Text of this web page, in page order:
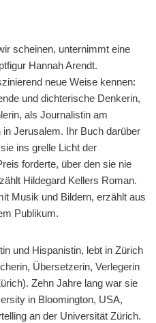
scheinen, unternimmt eine
Hannah Arendt.
neue Weise kennen:
und dichterische Denkerin,
als Journalistin am
Jerusalem. Ihr Buch darüber
ins grelle Licht der
forderte, über den sie nie
Hildegard Kellers Roman.
Musik und Bildern, erzählt aus
Publikum.
und Hispanistin, lebt in Zürich
Übersetzerin, Verlegerin
Zehn Jahre lang war sie
in Bloomington, USA,
an der Universität Zürich.